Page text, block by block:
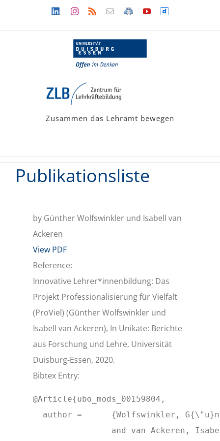
LinkedinInstagram
Rss Newsletter
LehramtsWiki
YouTubeDailymotion
Zusammen das Lehramt bewegen
Publikationsliste
by Günther Wolfswinkler und Isabell van
Ackeren
View PDF
Reference:
Innovative Lehrer*innenbildung: Das
Projekt Professionalisierung für Vielfalt
(ProViel) (Günther Wolfswinkler und
Isabell van Ackeren), In Unikate: Berichte
aus Forschung und Lehre, Universität
Duisburg-Essen, 2020.
Bibtex Entry:
@Article{ubo_mods_00159804,
  author = 	{Wolfswinkler, G{\"u}nther